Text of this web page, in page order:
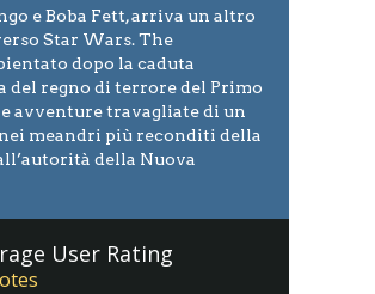
e Boba Fett, arriva un altro
Star Wars. The
dopo la caduta
del regno di terrore del Primo
avventure travagliate di un
meandri più reconditi della
della Nuova
User Rating